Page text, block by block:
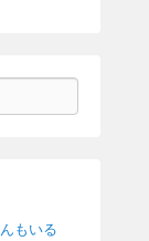
もいる